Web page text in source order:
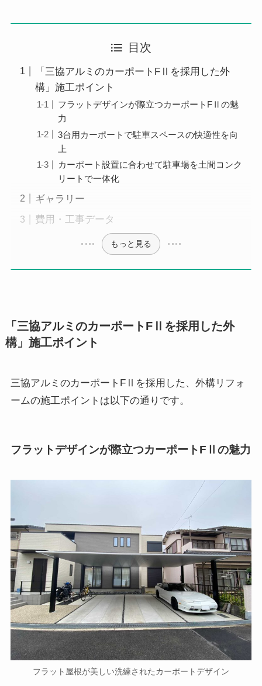
目次
「三協アルミのカーポートFⅡを採用した外
構」施工ポイント
フラットデザインが際立つカーポートFⅡの魅
力
3台用カーポートで駐車スペースの快適性を向
上
カーポート設置に合わせて駐車場を土間コンク
リートで一体化
ギャラリー
費用・工事データ
もっと見る
「三協アルミのカーポートFⅡを採用した外
構」施工ポイント
三協アルミのカーポートFⅡを採用した、外構リフォ
ームの施工ポイントは以下の通りです。
フラットデザインが際立つカーポートFⅡの魅力
フラット屋根が美しい洗練されたカーポートデザイン